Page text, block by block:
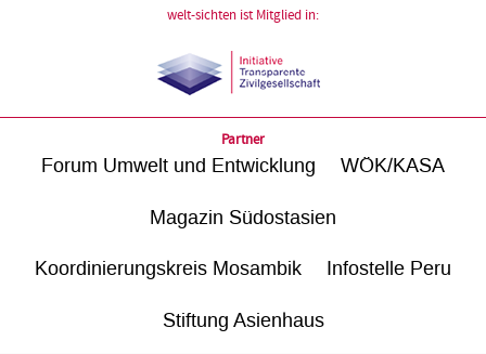
welt-sichten ist Mitglied in:
Partner
Forum Umwelt und Entwicklung WÖK/KASA
Magazin Südostasien
Koordinierungskreis Mosambik Infostelle Peru
Stiftung Asienhaus